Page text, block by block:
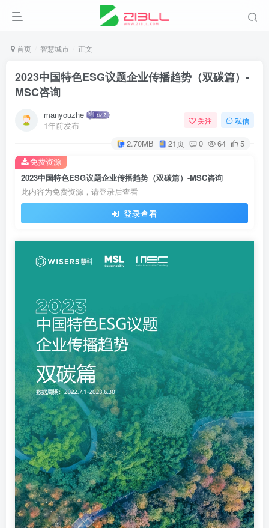
首页 智慧城市 正文
2023中国特色ESG议题企业传播趋势（双碳篇）-
MSC咨询
manyouzhe
1年前发布
关注 私信
2.70MB 21页 0 64 5
2023中国特色ESG议题企业传播趋势（双碳篇）-MSC咨询
此内容为免费资源，请登录后查看
登录查看
免费资源